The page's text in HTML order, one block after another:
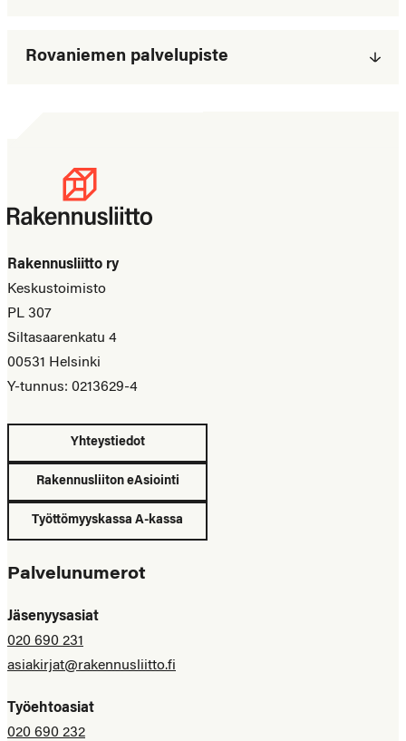
Rovaniemen palvelupiste
Rakennusliitto ry
Keskustoimisto
PL 307
Siltasaarenkatu 4
00531 Helsinki
Y-tunnus: 0213629-4
Yhteystiedot
Rakennusliiton eAsiointi
Työttömyyskassa A-kassa
Palvelunumerot
Jäsenyysasiat
020 690 231
asiakirjat@rakennusliitto.fi
Työehtoasiat
020 690 232